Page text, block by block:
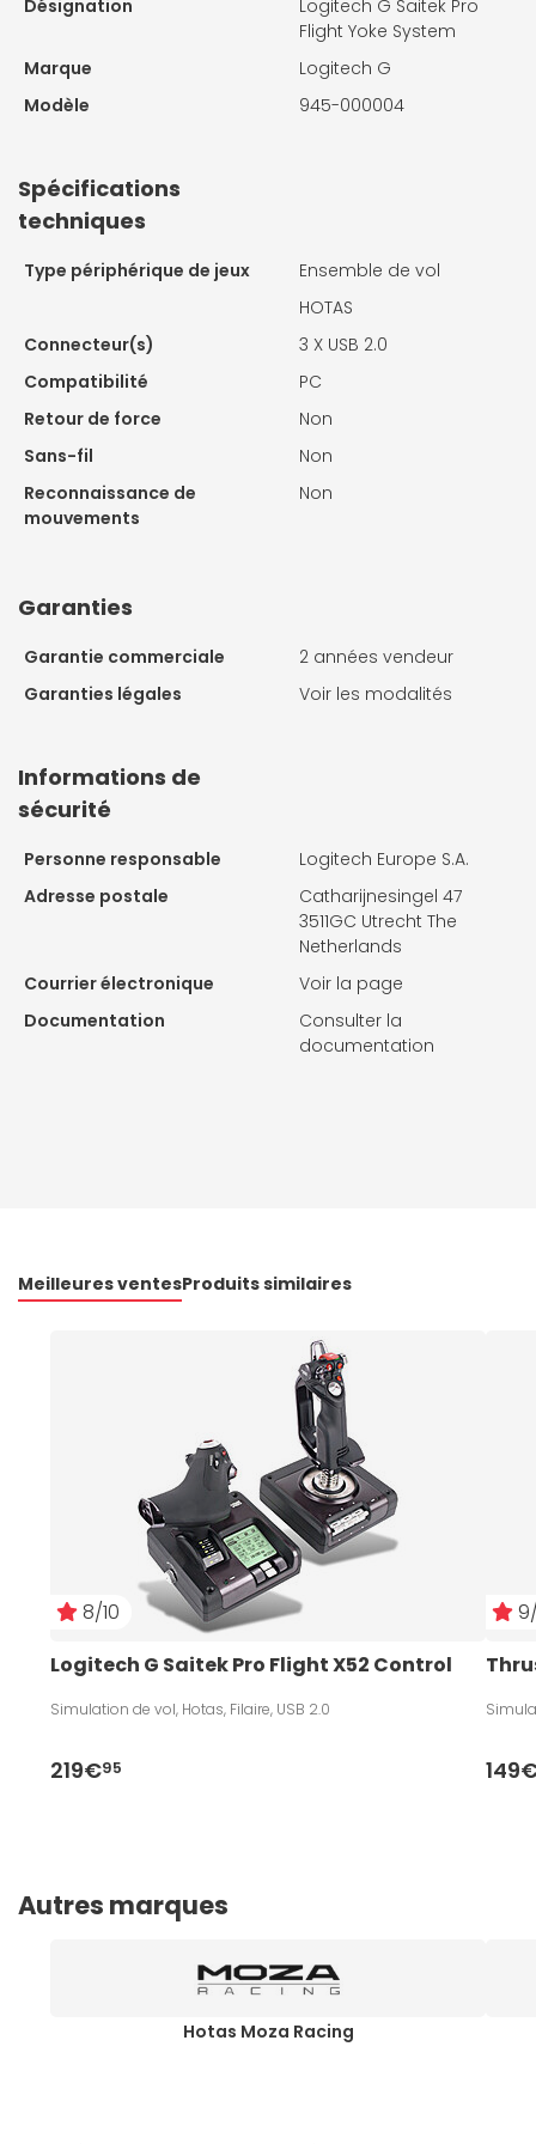
Désignation
Logitech G Saitek Pro
Flight Yoke System
Marque
Logitech G
Modèle
945-000004
Spécifications
techniques
Type périphérique de jeux
Ensemble de vol
HOTAS
Connecteur(s)
3 X USB 2.0
Compatibilité
PC
Retour de force
Non
Sans-fil
Non
Reconnaissance de
mouvements
Non
Garanties
Garantie commerciale
2 années vendeur
Garanties légales
Voir les modalités
Informations de
sécurité
Personne responsable
Logitech Europe S.A.
Adresse postale
Catharijnesingel 47
3511GC Utrecht The
Netherlands
Courrier électronique
Voir la page
Documentation
Consulter la
documentation
Meilleures ventesProduits similaires
8/10
Logitech G Saitek Pro Flight X52 Control
Simulation de vol, Hotas, Filaire, USB 2.0
219€95
Autres marques
Hotas Moza Racing